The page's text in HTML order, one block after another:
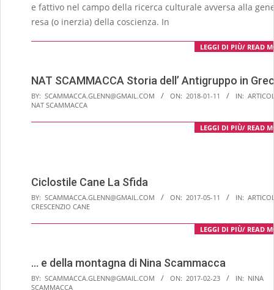
e fattivo nel campo della ricerca culturale avversa alla
resa (o inerzia) della coscienza. In
LEGGI DI PIÙ/ READ
NAT SCAMMACCA Storia dell’ Antigruppo in
2018-
01-
11
BY: SCAMMACCA.GLENN@GMAIL.COM ON: 2018-01-11 IN:
NAT SCAMMACCA
LEGGI DI PIÙ/ READ
Ciclostile Cane La Sfida
2017-
05-
11
BY: SCAMMACCA.GLENN@GMAIL.COM ON: 2017-05-11 IN:
CRESCENZIO CANE
LEGGI DI PIÙ/ READ
… e della montagna di Nina Scammacca
2017-
BY: SCAMMACCA.GLENN@GMAIL.COM ON: 2017-02-23 IN: NINA
SCAMMACCA